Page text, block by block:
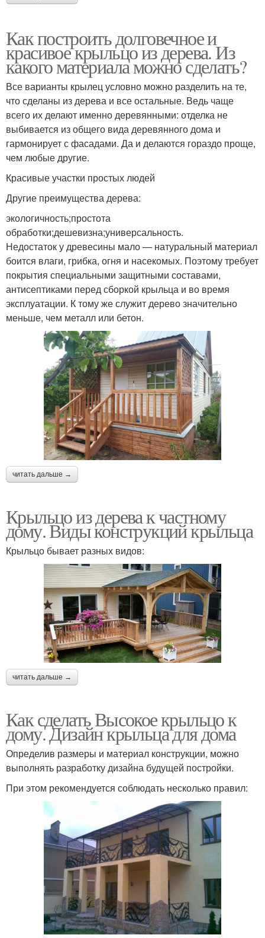
Как построить долговечное и
красивое крыльцо из дерева. Из
какого материала можно сделать?
Все варианты крылец условно можно разделить на те,
что сделаны из дерева и все остальные. Ведь чаще
всего их делают именно деревянными: отделка не
выбивается из общего вида деревянного дома и
гармонирует с фасадами. Да и делаются гораздо проще,
чем любые другие.
Красивые участки простых людей
Другие преимущества дерева:
экологичность;простота
обработки;дешевизна;универсальность.
Недостаток у древесины мало — натуральный материал
боится влаги, грибка, огня и насекомых. Поэтому требует
покрытия специальными защитными составами,
антисептиками перед сборкой крыльца и во время
эксплуатации. К тому же служит дерево значительно
меньше, чем металл или бетон.
читать дальше →
Крыльцо из дерева к частному
дому. Виды конструкций крыльца
Крыльцо бывает разных видов:
читать дальше →
Как сделать Высокое крыльцо к
дому. Дизайн крыльца для дома
Определив размеры и материал конструкции, можно
выполнять разработку дизайна будущей постройки.
При этом рекомендуется соблюдать несколько правил: